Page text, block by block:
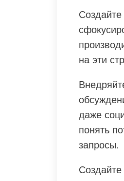
на эти
даже
понять
запросы.